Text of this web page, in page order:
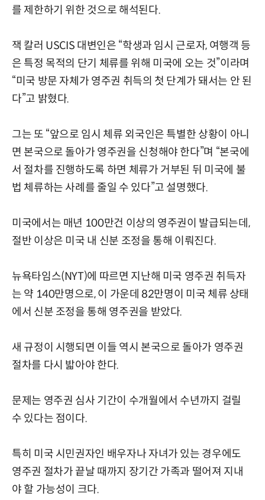
를 제한하기 위한 것으로 해석된다.
잭 칼러 USCIS 대변인은 “학생과 임시 근로자, 여행객 등
은 특정 목적의 단기 체류를 위해 미국에 오는 것”이라며
“미국 방문 자체가 영주권 취득의 첫 단계가 돼서는 안 된
다”고 밝혔다.
그는 또 “앞으로 임시 체류 외국인은 특별한 상황이 아니
면 본국으로 돌아가 영주권을 신청해야 한다”며 “본국에
서 절차를 진행하도록 하면 체류가 거부된 뒤 미국에 불
법 체류하는 사례를 줄일 수 있다”고 설명했다.
미국에서는 매년 100만건 이상의 영주권이 발급되는데,
절반 이상은 미국 내 신분 조정을 통해 이뤄진다.
뉴욕타임스(NYT)에 따르면 지난해 미국 영주권 취득자
는 약 140만명으로, 이 가운데 82만명이 미국 체류 상태
에서 신분 조정을 통해 영주권을 받았다.
새 규정이 시행되면 이들 역시 본국으로 돌아가 영주권
절차를 다시 밟아야 한다.
문제는 영주권 심사 기간이 수개월에서 수년까지 걸릴
수 있다는 점이다.
특히 미국 시민권자인 배우자나 자녀가 있는 경우에도
영주권 절차가 끝날 때까지 장기간 가족과 떨어져 지내
야 할 가능성이 크다.